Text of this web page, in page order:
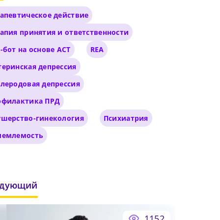
действие
принятия и ответственности
бот на основе ACT
REA
депрессия
депрессия
ПРД
гинекология
Психиатрия